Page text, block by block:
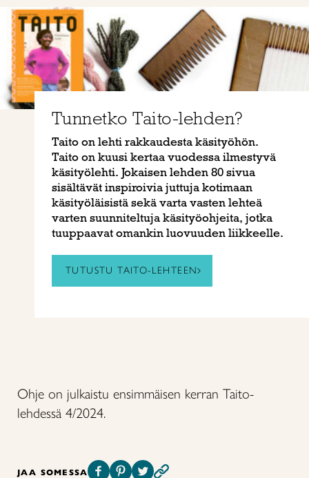
Tunnetko Taito-lehden?
Taito on lehti rakkaudesta käsityöhön.
Taito on kuusi kertaa vuodessa ilmestyvä
käsityölehti. Jokaisen lehden 80 sivua
sisältävät inspiroivia juttuja kotimaan
käsityöläisistä sekä varta vasten lehteä
varten suunniteltuja käsityöohjeita, jotka
tuuppaavat omankin luovuuden liikkeelle.
TUTUSTU TAITO-LEHTEEN
Ohje on julkaistu ensimmäisen kerran Taito-
lehdessä 4/2024.
JAA SOMESSA